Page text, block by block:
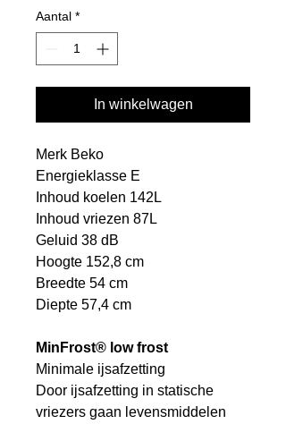
Aantal *
In winkelwagen
Merk Beko
Energieklasse E
Inhoud koelen 142L
Inhoud vriezen 87L
Geluid 38 dB
Hoogte 152,8 cm
Breedte 54 cm
Diepte 57,4 cm
MinFrost® low frost
Minimale ijsafzetting
Door ijsafzetting in statische
vriezers gaan levensmiddelen